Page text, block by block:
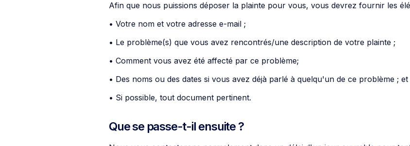
Afin que nous puissions déposer la plainte pour vous, vous devrez fournir les
• Votre nom et votre adresse e-mail ;
• Le problème(s) que vous avez rencontrés/une description de votre plainte ;
• Comment vous avez été affecté par ce problème;
• Des noms ou des dates si vous avez déjà parlé à quelqu'un de ce problème ; et
• Si possible, tout document pertinent.
Que se passe-t-il ensuite ?